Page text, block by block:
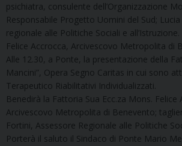
psichiatra, consulente dell’Organizzazione
Responsabile Progetto Uomini del Sud;
regionale alle Politiche Sociali e
Felice Accrocca, Arcivescovo Metropolita di
Alle 12.30, a Ponte, la presentazione della
Mancini”, Opera Segno Caritas in cui sono
Terapeutico Riabilitativi Individualizzati.
Benedirà la Fattoria Sua Ecc.za Mons. Felice
Arcivescovo Metropolita di Benevento;
Fortini, Assessore Regionale alle Politiche
Porterà il saluto il Sindaco di Ponte Mario